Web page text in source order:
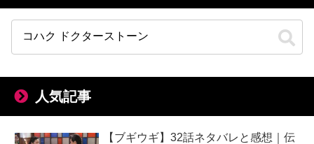
人気記事
【ブギウギ】32話ネタバレと感想｜伝